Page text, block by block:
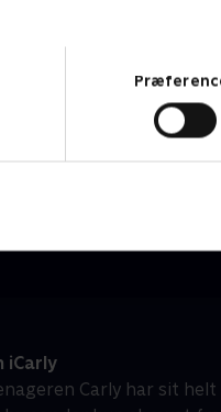
iCarly
Carly har sit